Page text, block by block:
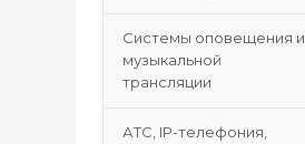
Системы оповещения и
музыкальной
трансляции
АТС, IP-телефония,